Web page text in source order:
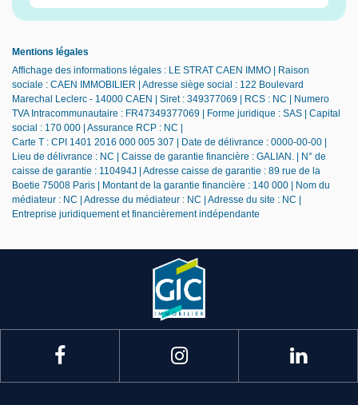
Mentions légales
Affichage des informations légales : LE STRAT CAEN IMMO | Raison
sociale : CAEN IMMOBILIER | Adresse siège social : 122 Boulevard
Marechal Leclerc - 14000 CAEN | Siret : 349377069 | RCS : NC | Numero
TVA Intracommunautaire : FR47349377069 | Forme juridique : SAS | Capital
social : 170 000 | Assurance RCP : NC |
Carte T : CPI 1401 2016 000 005 307 | Date de délivrance : 0000-00-00 |
Lieu de délivrance : NC | Caisse de garantie financière : GALIAN. | N° de
caisse de garantie : 110494J | Adresse caisse de garantie : 89 rue de la
Boetie 75008 Paris | Montant de la garantie financière : 140 000 | Nom du
médiateur : NC | Adresse du médiateur : NC | Adresse du site : NC |
Entreprise juridiquement et financièrement indépendante